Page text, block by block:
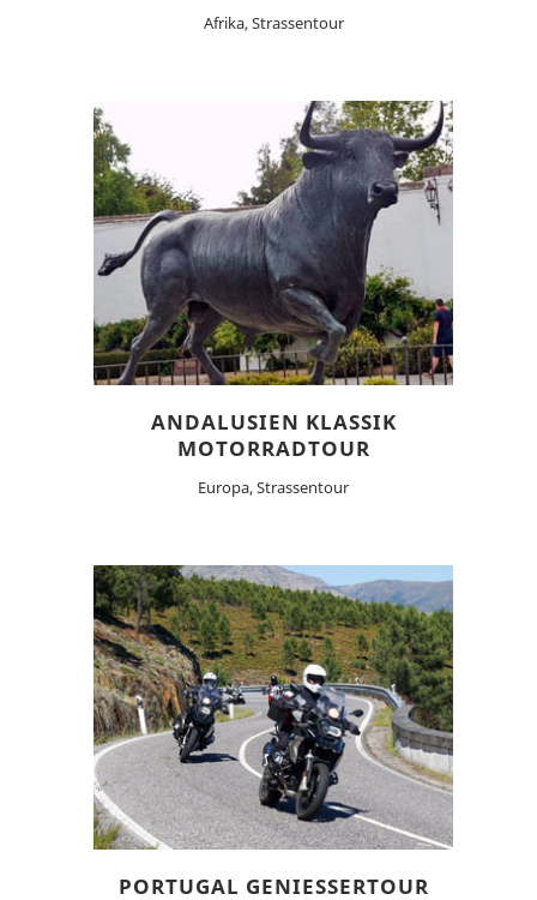
Afrika, Strassentour
ANDALUSIEN KLASSIK
MOTORRADTOUR
Europa, Strassentour
PORTUGAL GENIESSERTOUR